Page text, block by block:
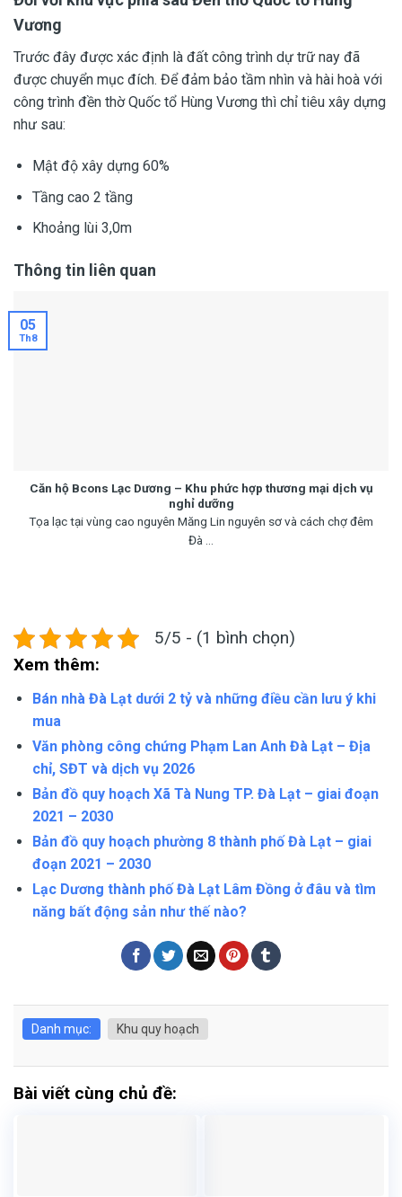
Vương
Trước đây được xác định là đất công trình dự trữ nay đã
được chuyển mục đích. Để đảm bảo tầm nhìn và hài hoà với
công trình đền thờ Quốc tổ Hùng Vương thì chỉ tiêu xây dựng
như sau:
Mật độ xây dựng 60%
Tầng cao 2 tầng
Khoảng lùi 3,0m
Thông tin liên quan
Căn hộ Bcons Lạc Dương – Khu phức hợp thương mại dịch vụ
nghỉ dưỡng
Tọa lạc tại vùng cao nguyên Măng Lin nguyên sơ và cách chợ đêm
Đà ...
05
Th8
5/5 - (1 bình chọn)
Xem thêm:
Bán nhà Đà Lạt dưới 2 tỷ và những điều cần lưu ý khi
mua
Văn phòng công chứng Phạm Lan Anh Đà Lạt – Địa
chỉ, SĐT và dịch vụ 2026
Bản đồ quy hoạch Xã Tà Nung TP. Đà Lạt – giai đoạn
2021 – 2030
Bản đồ quy hoạch phường 8 thành phố Đà Lạt – giai
đoạn 2021 – 2030
Lạc Dương thành phố Đà Lạt Lâm Đồng ở đâu và tìm
năng bất động sản như thế nào?
Danh mục: Khu quy hoạch
Bài viết cùng chủ đề: